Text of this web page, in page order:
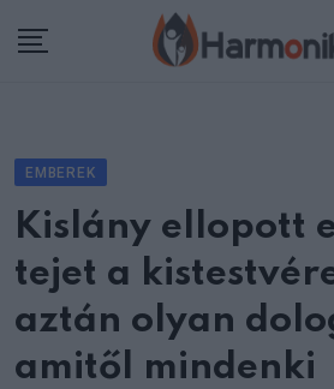
EMBEREK
Kislány ellopott
tejet a
aztán olyan
amitől mindenki